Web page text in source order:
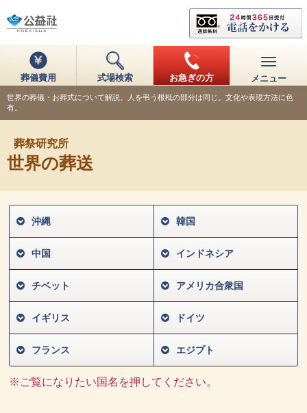
葬儀費用 式場検索 お急ぎの方 メニュー
世界の葬儀・お葬式について解説。人を弔う根柢の部分は同じ。文化や表現方法に色
有。
葬祭研究所
世界の葬送
沖縄 韓国
中国 インドネシア
チベット アメリカ合衆国
イギリス ドイツ
フランス エジプト
※ご覧になりたい国名を押してください。